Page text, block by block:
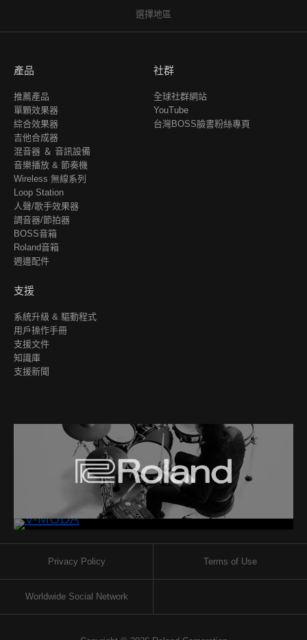
選擇地區
產品
推薦產品
單顆效果器
綜合效果器
吉他合成器
混音器 ＆ 音訊設備
音樂播放 & 節奏機
Wireless 無線系列
Loop Station
人聲/歌手效果器
調音器/節拍器
BOSS音箱
Roland音箱
週邊配件
社群
全球社群網站
YouTube
台灣BOSS臉書粉絲專頁
支援
系統升級 & 驅動程式
用戶操作手冊
支援文件
知識庫
支援新聞
Privacy Policy Terms of Use
Worldwide Social Network